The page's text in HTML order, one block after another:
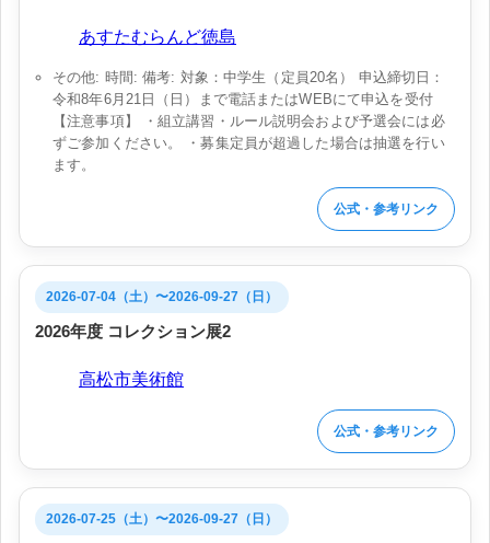
あすたむらんど徳島
その他: 時間: 備考: 対象：中学生（定員20名） 申込締切日：
令和8年6月21日（日）まで電話またはWEBにて申込を受付
【注意事項】 ・組立講習・ルール説明会および予選会には必
ずご参加ください。 ・募集定員が超過した場合は抽選を行い
ます。
公式・参考リンク
2026-07-04（土）〜2026-09-27（日）
2026年度 コレクション展2
高松市美術館
公式・参考リンク
2026-07-25（土）〜2026-09-27（日）